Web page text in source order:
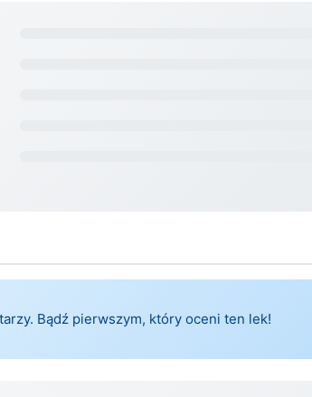
Bądź pierwszym, który oceni ten lek!